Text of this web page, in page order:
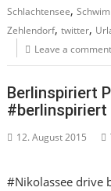
Schlachtensee,
Zehlendorf,twitter,
Leave a comment
Berlinspiriert
12. August 2015
#Nikolassee drive